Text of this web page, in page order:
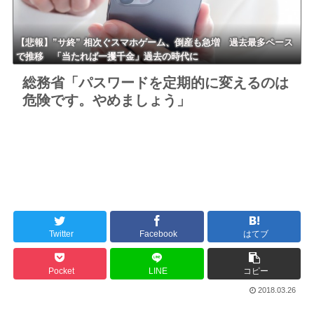
【悲報】”サ終” 相次ぐスマホゲーム、倒産も急増 過去最多ペース
で推移 「当たれば一攫千金」過去の時代に
総務省「パスワードを定期的に変えるのは
危険です。やめましょう」
Twitter Facebook はてブ
Pocket LINE コピー
2018.03.26